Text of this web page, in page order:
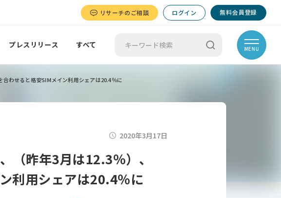
リサーチのご相談 ログイン 無料会員登録
プレスリリース すべて MENU
わせると格安SIMメイン利用シェアは20.4％に
2020年3月17日
（昨年3月は12.3％）、
利用シェアは20.4％に